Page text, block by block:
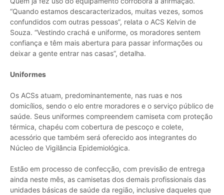
“Quando estamos descaracterizados, muitas vezes, somos
confundidos com outras pessoas”, relata o ACS Kelvin de
Souza. “Vestindo crachá e uniforme, os moradores sentem
confiança e têm mais abertura para passar informações ou
deixar a gente entrar nas casas”, detalha.
Uniformes
Os ACSs atuam, predominantemente, nas ruas e nos
domicílios, sendo o elo entre moradores e o serviço público de
saúde. Seus uniformes compreendem camiseta com proteção
térmica, chapéu com cobertura de pescoço e colete,
acessório que também será oferecido aos integrantes do
Núcleo de Vigilância Epidemiológica.
Estão em processo de confecção, com previsão de entrega
ainda neste mês, as camisetas dos demais profissionais das
unidades básicas de saúde da região, inclusive daqueles que